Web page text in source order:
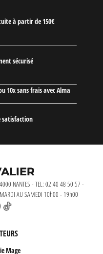
à partir de 150€
sécurisé
10x sans frais avec Alma
satisfaction
NANTES - TEL: 02 40 48 50 57 -
AU SAMEDI 10h00 - 19h00
Mage